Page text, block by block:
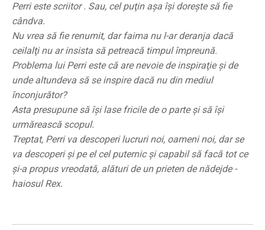
Perri este scriitor . Sau, cel puţin aşa îşi doreşte să fie
cândva.
Nu vrea să fie renumit, dar faima nu l-ar deranja dacă
ceilalţi nu ar insista să petreacă timpul împreună.
Problema lui Perri este că are nevoie de inspiraţie şi de
unde altundeva să se inspire dacă nu din mediul
înconjurător?
Asta presupune să îşi lase fricile de o parte şi să îşi
urmărească scopul.
Treptat, Perri va descoperi lucruri noi, oameni noi, dar se
va descoperi şi pe el cel puternic şi capabil să facă tot ce
şi-a propus vreodată, alături de un prieten de nădejde -
haiosul Rex.